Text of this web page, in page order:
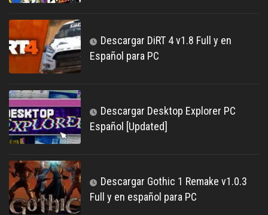
Descargar DiRT 4 v1.8 Full y en
Español para PC
Descargar Desktop Explorer PC
Español [Updated]
Descargar Gothic 1 Remake v1.0.3
Full y en español para PC